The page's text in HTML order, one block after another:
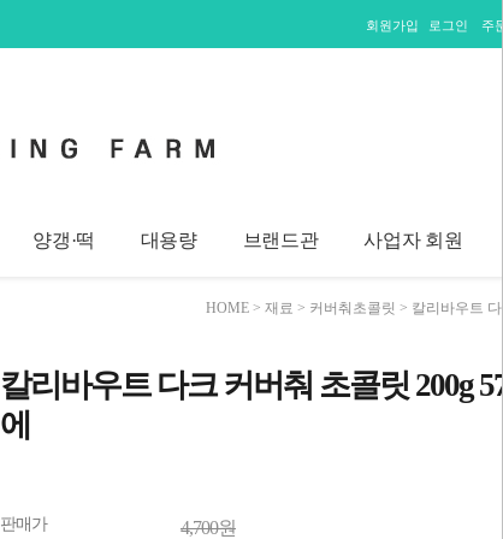
회원가입 로그인 주
양갱·떡 대용량 브랜드관 사업자 회원
HOME > 재료 > 커버춰초콜릿 > 칼리바우트
칼리바우트 다크 커버춰 초콜릿 200g
에
판매가 4,700원